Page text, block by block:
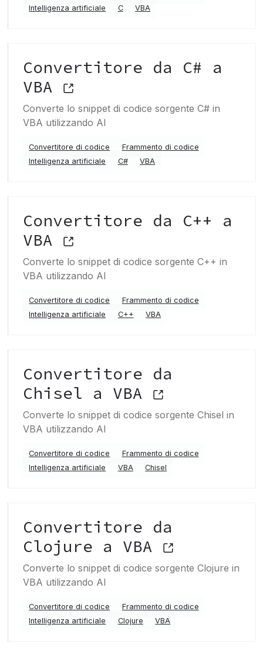
Intelligenza artificiale
C VBA
Convertitore da C# a
VBA
Converte lo snippet di codice sorgente C# in
VBA utilizzando AI
Convertitore di codice
Frammento di codice
Intelligenza artificiale
C# VBA
Convertitore da C++ a
VBA
Converte lo snippet di codice sorgente C++ in
VBA utilizzando AI
Convertitore di codice
Frammento di codice
Intelligenza artificiale
C++ VBA
Convertitore da
Chisel a VBA
Converte lo snippet di codice sorgente Chisel in
VBA utilizzando AI
Convertitore di codice
Frammento di codice
Intelligenza artificiale
VBA Chisel
Convertitore da
Clojure a VBA
Converte lo snippet di codice sorgente Clojure in
VBA utilizzando AI
Convertitore di codice
Frammento di codice
Intelligenza artificiale
Clojure VBA